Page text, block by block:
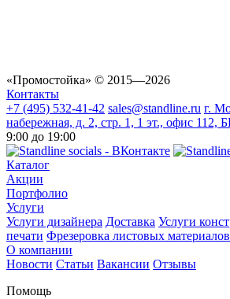
«Промостойка» © 2015—2026
Контакты
+7 (495) 532-41-42 sales@standline.ru г.
набережная, д. 2, стр. 1, 1 эт., офис 112,
9:00 до 19:00
Каталог
Акции
Портфолио
Услуги
Услуги дизайнера Доставка Услуги
печати Фрезеровка листовых материалов
О компании
Новости Статьи Вакансии Отзывы
Помощь